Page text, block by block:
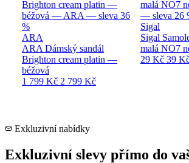
ARA
ARA Dámský sandál
Brighton cream platin —
béžová
1 799 Kč 2 799 Kč
Sigal
Sigal
malá NO7
29 Kč 39
Exkluzivní nabídky
Exkluzivní slevy přímo do